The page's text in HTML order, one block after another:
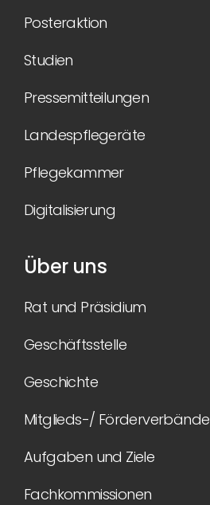
Posteraktion
Studien
Pressemitteilungen
Landespflegeräte
Pflegekammer
Digitalisierung
Über uns
Rat und Präsidium
Geschäftsstelle
Geschichte
Mitglieds-/ Förderverbände
Aufgaben und Ziele
Fachkommissionen